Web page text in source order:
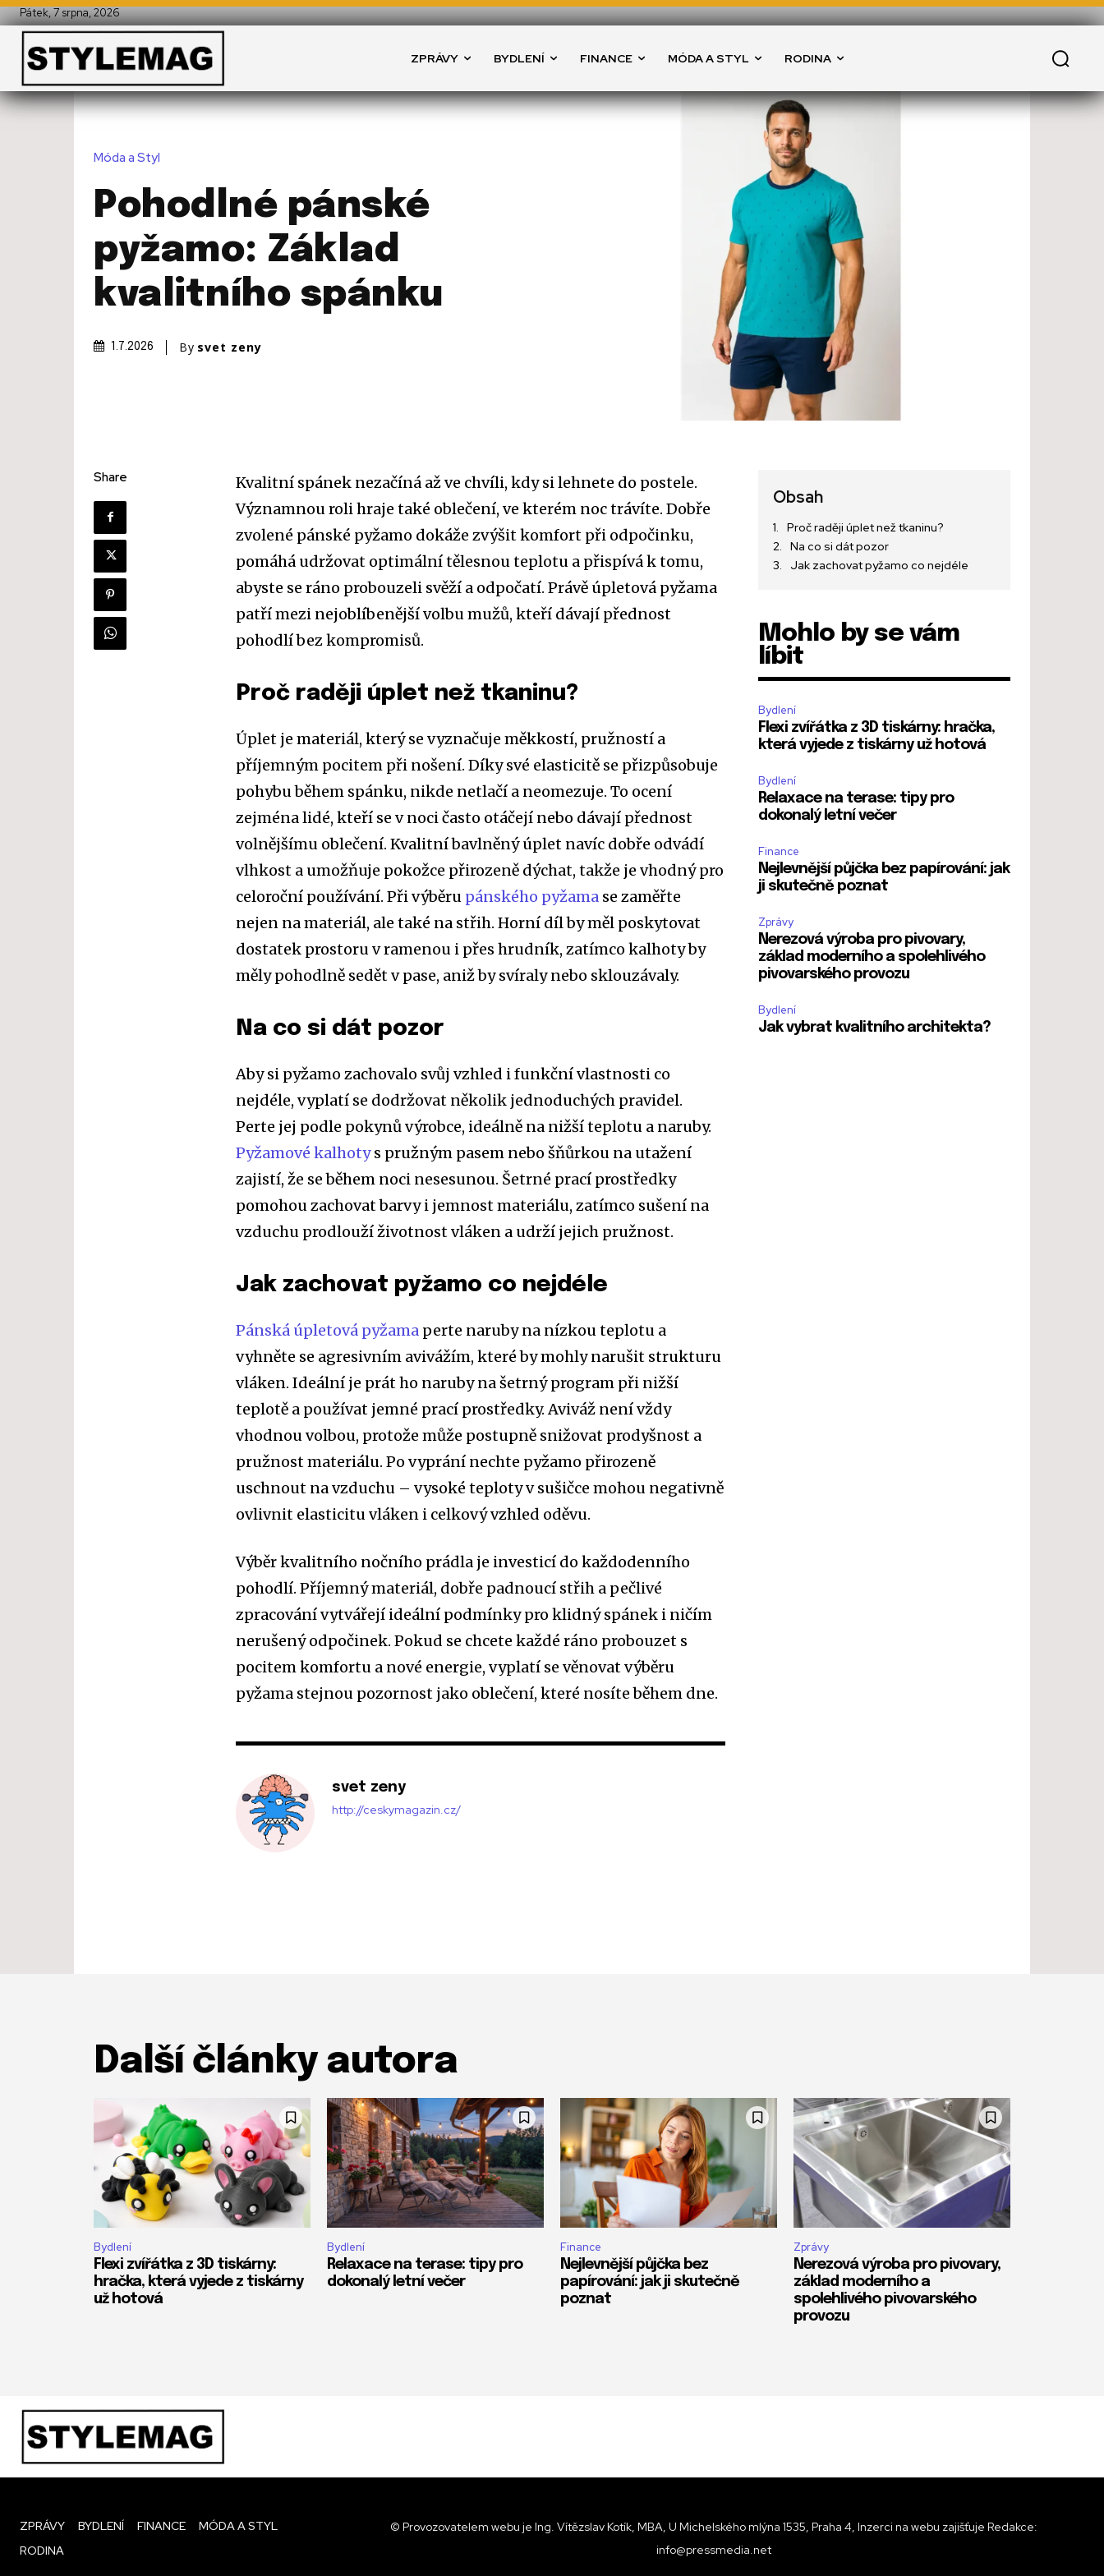
Pátek, 7 srpna, 2026
ZPRÁVY BYDLENÍ FINANCE MÓDA A STYL RODINA
Móda a Styl
Pohodlné pánské
pyžamo: Základ
kvalitního spánku
1.7.2026 By svet zeny
Share
Kvalitní spánek nezačíná až ve chvíli, kdy si lehnete do postele.
Významnou roli hraje také oblečení, ve kterém noc trávíte. Dobře
zvolené pánské pyžamo dokáže zvýšit komfort při odpočinku,
pomáhá udržovat optimální tělesnou teplotu a přispívá k tomu,
abyste se ráno probouzeli svěží a odpočatí. Právě úpletová pyžama
patří mezi nejoblíbenější volbu mužů, kteří dávají přednost
pohodlí bez kompromisů.
Proč raději úplet než tkaninu?
Úplet je materiál, který se vyznačuje měkkostí, pružností a
příjemným pocitem při nošení. Díky své elasticitě se přizpůsobuje
pohybu během spánku, nikde netlačí a neomezuje. To ocení
zejména lidé, kteří se v noci často otáčejí nebo dávají přednost
volnějšímu oblečení. Kvalitní bavlněný úplet navíc dobře odvádí
vlhkost a umožňuje pokožce přirozeně dýchat, takže je vhodný pro
celoroční používání. Při výběru pánského pyžama se zaměřte
nejen na materiál, ale také na střih. Horní díl by měl poskytovat
dostatek prostoru v ramenou i přes hrudník, zatímco kalhoty by
měly pohodlně sedět v pase, aniž by svíraly nebo sklouzávaly.
Na co si dát pozor
Aby si pyžamo zachovalo svůj vzhled i funkční vlastnosti co
nejdéle, vyplatí se dodržovat několik jednoduchých pravidel.
Perte jej podle pokynů výrobce, ideálně na nižší teplotu a naruby.
Pyžamové kalhotys pružným pasem nebo šňůrkou na utažení
zajistí, že se během noci nesesunou. Šetrné prací prostředky
pomohou zachovat barvy i jemnost materiálu, zatímco sušení na
vzduchu prodlouží životnost vláken a udrží jejich pružnost.
Jak zachovat pyžamo co nejdéle
Pánská úpletová pyžama perte naruby na nízkou teplotu a
vyhněte se agresivním avivážím, které by mohly narušit strukturu
vláken. Ideální je prát ho naruby na šetrný program při nižší
teplotě a používat jemné prací prostředky. Aviváž není vždy
vhodnou volbou, protože může postupně snižovat prodyšnost a
pružnost materiálu. Po vyprání nechte pyžamo přirozeně
uschnout na vzduchu – vysoké teploty v sušičce mohou negativně
ovlivnit elasticitu vláken i celkový vzhled oděvu.
Výběr kvalitního nočního prádla je investicí do každodenního
pohodlí. Příjemný materiál, dobře padnoucí střih a pečlivé
zpracování vytvářejí ideální podmínky pro klidný spánek i ničím
nerušený odpočinek. Pokud se chcete každé ráno probouzet s
pocitem komfortu a nové energie, vyplatí se věnovat výběru
pyžama stejnou pozornost jako oblečení, které nosíte během dne.
svet zeny
http://ceskymagazin.cz/
Obsah
Proč raději úplet než tkaninu?
Na co si dát pozor
Jak zachovat pyžamo co nejdéle
Mohlo by se vám
líbit
Bydlení
Flexi zvířátka z 3D tiskárny: hračka,
která vyjede z tiskárny už hotová
Bydlení
Relaxace na terase: tipy pro
dokonalý letní večer
Finance
Nejlevnější půjčka bez papírování: jak
ji skutečně poznat
Zprávy
Nerezová výroba pro pivovary,
základ moderního a spolehlivého
pivovarského provozu
Bydlení
Jak vybrat kvalitního architekta?
Další články autora
Bydlení
Flexi zvířátka z 3D tiskárny:
hračka, která vyjede z tiskárny
už hotová
Bydlení
Relaxace na terase: tipy pro
dokonalý letní večer
Finance
Nejlevnější půjčka bez
papírování: jak ji skutečně
poznat
Zprávy
Nerezová výroba pro pivovary,
základ moderního a
spolehlivého pivovarského
provozu
ZPRÁVY BYDLENÍ FINANCE
MÓDA A STYL
RODINA
© Provozovatelem webu je Ing. Vítězslav Kotík, MBA, U Michelského mlýna 1535, Praha 4, Inzerci na webu zajišťuje Redakce:
info@pressmedia.net